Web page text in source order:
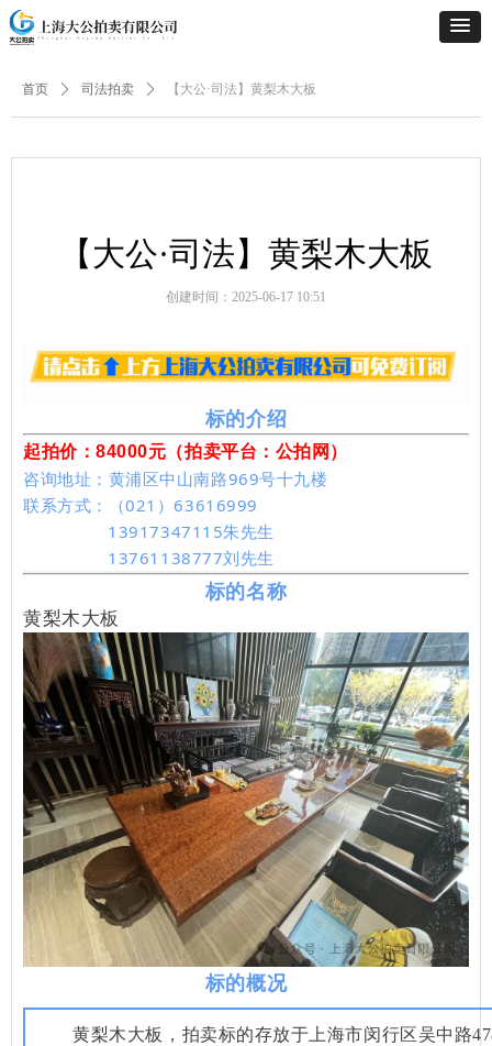
【大公·司法】黄梨木大板
标的介绍
起拍价：84000元（拍卖平台：公拍网）
咨询地址：黄浦区中山南路969号十九楼
联系方式：（021）63616999
13917347115朱先生
13761138777刘先生
标的名称
黄梨木大板
标的概况
黄梨木大板，拍卖标的存放于上海市闵行区吴中路
创建时间： 2025-06-17 10:51
首页 ꄲ 司法拍卖 ꄲ 【大公·司法】黄梨木大板